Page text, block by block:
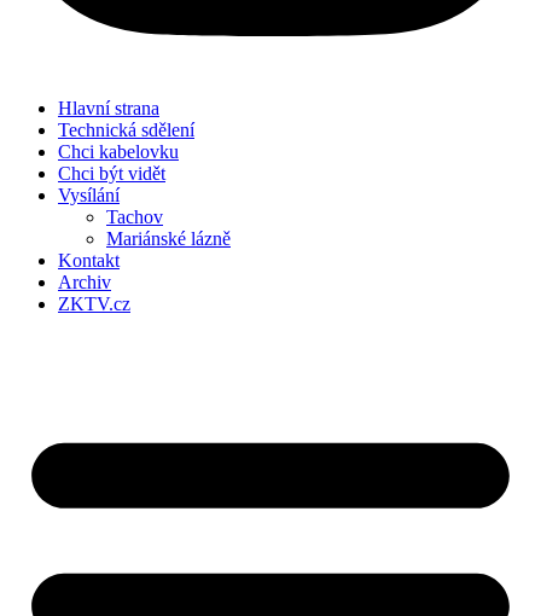
Hlavní strana
Technická sdělení
Chci kabelovku
Chci být vidět
Vysílání
Tachov
Mariánské lázně
Kontakt
Archiv
ZKTV.cz